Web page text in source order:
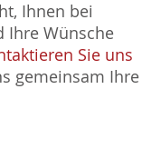
Ihnen bei
Ihre Wünsche
Sie uns
gemeinsam Ihre